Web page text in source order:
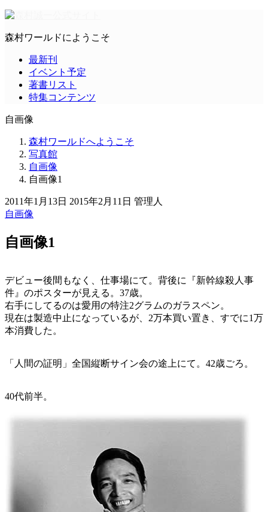
森村ワールドにようこそ
最新刊
イベント予定
著書リスト
特集コンテンツ
自画像
森村ワールドへようこそ
写真館
自画像
自画像1
2011年1月13日 2015年2月11日 管理人
自画像
自画像1
デビュー後間もなく、仕事場にて。背後に『新幹線殺人事
件』のポスターが見える。37歳。
右手にしてるのは愛用の特注2グラムのガラスペン。
現在は製造中止になっているが、2万本買い置き、すでに1万
本消費した。
「人間の証明」全国縦断サイン会の途上にて。42歳ごろ。
40代前半。